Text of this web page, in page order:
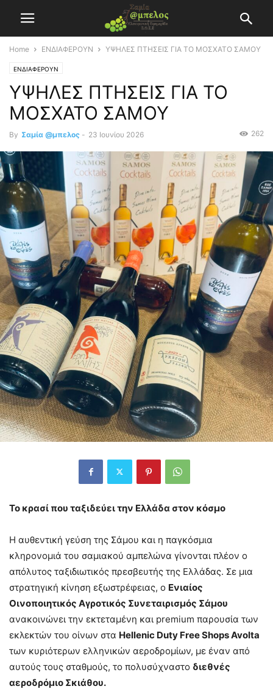
Home ΕΝΔΙΑΦΕΡΟΥΝ ΥΨΗΛΕΣ ΠΤΗΣΕΙΣ ΓΙΑ ΤΟ ΜΟΣΧΑΤΟ ΣΑΜΟΥ
ΕΝΔΙΑΦΕΡΟΥΝ
ΥΨΗΛΕΣ ΠΤΗΣΕΙΣ ΓΙΑ ΤΟ
ΜΟΣΧΑΤΟ ΣΑΜΟΥ
By Σαμία @μπελος - 23 Ιουνίου 2026 262
Το κρασί που ταξιδεύει την Ελλάδα στον κόσμο
Η αυθεντική γεύση της Σάμου και η παγκόσμια
κληρονομιά του σαμιακού αμπελώνα γίνονται πλέον ο
απόλυτος ταξιδιωτικός πρεσβευτής της Ελλάδας. Σε μια
στρατηγική κίνηση εξωστρέφειας, ο Ενιαίος
Οινοποιητικός Αγροτικός Συνεταιρισμός Σάμου
ανακοινώνει την εκτεταμένη και premium παρουσία των
εκλεκτών του οίνων στα Hellenic Duty Free Shops Avolta
των κυριότερων ελληνικών αεροδρομίων, με έναν από
αυτούς τους σταθμούς, το πολυσύχναστο διεθνές
αεροδρόμιο Σκιάθου.